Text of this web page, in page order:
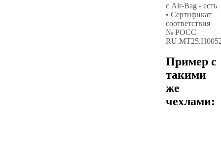
с Air-Bag - есть
• Сертификат
соответствия
№ РОСС
Пример с
такими
же
чехлами: